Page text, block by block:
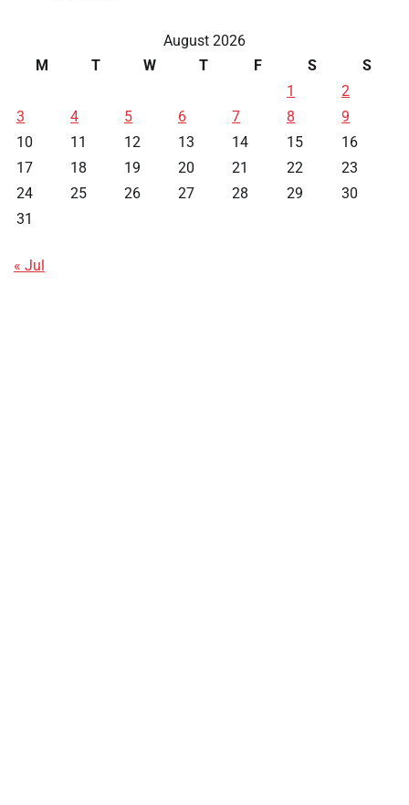
August 2026
M
T W T F S
S
1
2
3
4 5 6 7 8
9
10
11 12 13 14 15
16
17
18 19 20 21 22
23
24
25 26 27 28 29
30
31
« Jul